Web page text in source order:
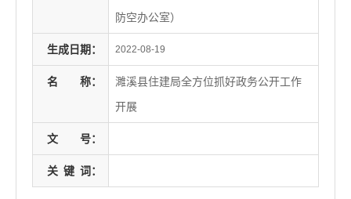
防空办公室）
生成日期： 2022-08-19
名 称：
濉溪县住建局全方位抓好政务公开工作
开展
文 号：
关 键 词：